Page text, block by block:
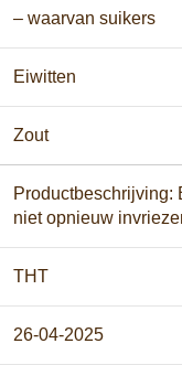
– waarvan suikers
Eiwitten
Zout
Productbeschrijving:
niet opnieuw
THT
26-04-2025